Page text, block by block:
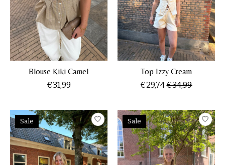
Blouse Kiki Camel
€31,99
Top Izzy Cream
€29,74€34,99
Sale Sale